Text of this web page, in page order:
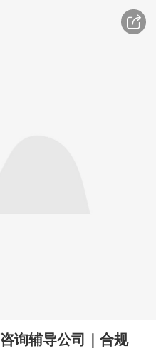
询辅导公司｜合规